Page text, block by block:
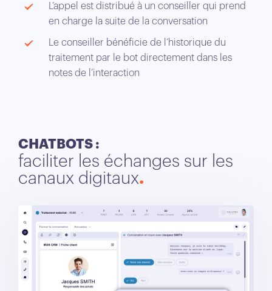
L’appel est distribué à un conseiller qui prend
en charge la suite de la conversation
Le conseiller bénéficie de l’historique du
traitement par le bot directement dans les
notes de l’interaction
CHATBOTS :
faciliter les échanges sur les
canaux digitaux